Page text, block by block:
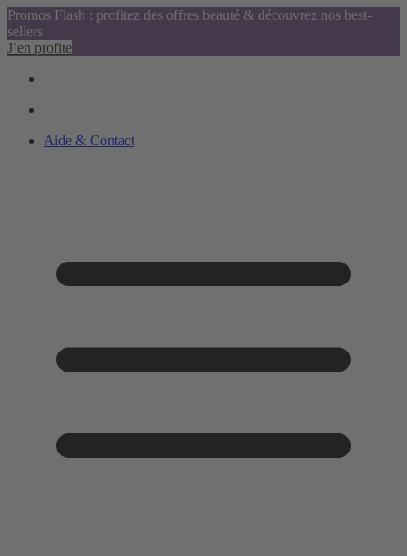
Promos Flash : profitez des offres beauté & découvrez nos best-
sellers
J’en profite
Aide & Contact